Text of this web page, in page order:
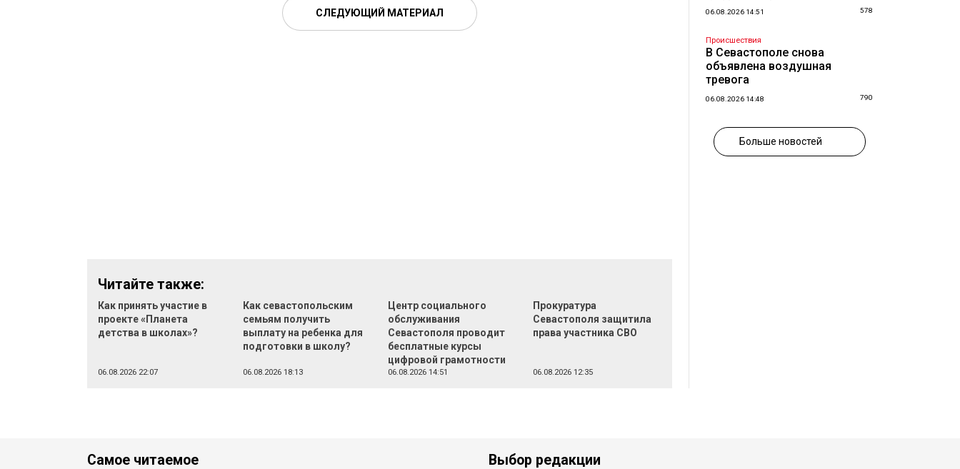
СЛЕДУЮЩИЙ МАТЕРИАЛ
Читайте также:
Как принять участие в
проекте «Планета
детства в школах»?
06.08.2026 22:07
Как севастопольским
семьям получить
выплату на ребенка для
подготовки в школу?
06.08.2026 18:13
Центр социального
обслуживания
Севастополя проводит
бесплатные курсы
цифровой грамотности
06.08.2026 14:51
Прокуратура
Севастополя защитила
права участника СВО
06.08.2026 12:35
06.08.2026 14:51 578
Происшествия
В Севастополе снова
объявлена воздушная
тревога
06.08.2026 14:48 790
Больше новостей
Самое читаемое Выбор редакции